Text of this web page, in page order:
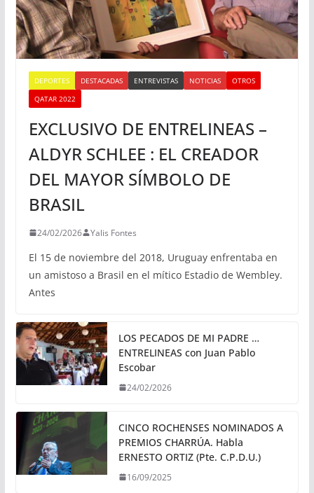
DEPORTES DESTACADAS ENTREVISTAS NOTICIAS
OTROS
QATAR 2022
EXCLUSIVO DE ENTRELINEAS –
ALDYR SCHLEE : EL CREADOR
DEL MAYOR SÍMBOLO DE
BRASIL
24/02/2026 Yalis Fontes
El 15 de noviembre del 2018, Uruguay enfrentaba en
un amistoso a Brasil en el mítico Estadio de Wembley.
Antes
LOS PECADOS DE MI PADRE …
ENTRELINEAS con Juan Pablo
Escobar
24/02/2026
CINCO ROCHENSES NOMINADOS A
PREMIOS CHARRÚA. Habla
ERNESTO ORTIZ (Pte. C.P.D.U.)
16/09/2025